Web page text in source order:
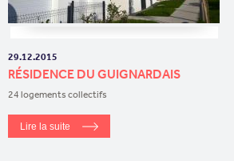
29.12.2015
RÉSIDENCE DU GUIGNARDAIS
24 logements collectifs
Lire la suite